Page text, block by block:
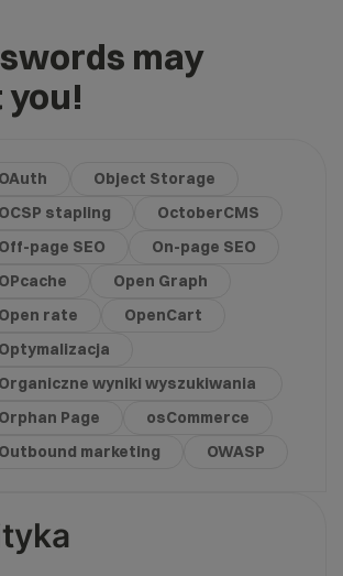
may
OAuth
Object Storage
OCSP stapling
OctoberCMS
Off-page SEO
On-page SEO
OPcache
Open Graph
Open rate
OpenCart
Optymalizacja
Organiczne wyniki wyszukiwania
Orphan Page
osCommerce
Outbound marketing
OWASP